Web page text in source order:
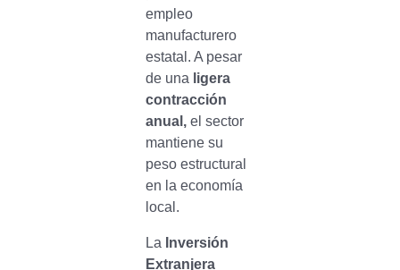
empleo
manufacturero
estatal. A pesar
de una ligera
contracción
anual,el sector
mantiene su
peso estructural
en la economía
local.
La Inversión
Extranjera